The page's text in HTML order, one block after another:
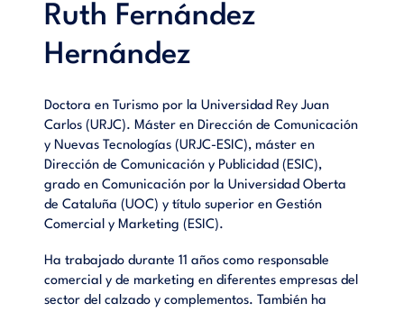
Ruth Fernández
Hernández
Doctora en Turismo por la Universidad Rey Juan
Carlos (URJC). Máster en Dirección de Comunicación
y Nuevas Tecnologías (URJC-ESIC), máster en
Dirección de Comunicación y Publicidad (ESIC),
grado en Comunicación por la Universidad Oberta
de Cataluña (UOC) y título superior en Gestión
Comercial y Marketing (ESIC).
Ha trabajado durante 11 años como responsable
comercial y de marketing en diferentes empresas del
sector del calzado y complementos. También ha